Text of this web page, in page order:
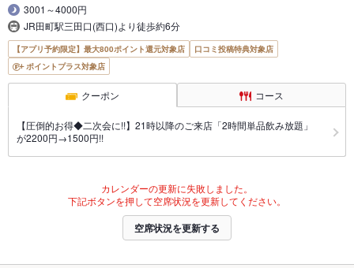
3001～4000円
JR田町駅三田口(西口)より徒歩約6分
【アプリ予約限定】最大800ポイント還元対象店
口コミ投稿特典対象店
ポイントプラス対象店
クーポン コース
【圧倒的お得◆二次会に!!】21時以降のご来店「2時間単品飲み放題」
が2200円→1500円!!
カレンダーの更新に失敗しました。
下記ボタンを押して空席状況を更新してください。
空席状況を更新する